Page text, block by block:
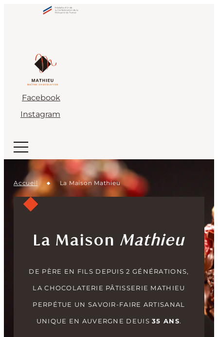
Facebook
Instagram
Accueil La Maison Mathieu
La Maison Mathieu
DE PÈRE EN FILS DEPUIS 2 GÉNÉRATIONS,
LA CHOCOLATERIE PÂTISSERIE MATHIEU
PERPÉTUE UN SAVOIR-FAIRE ARTISANAL
UNIQUE EN AUVERGNE DEUIS35 ANS.